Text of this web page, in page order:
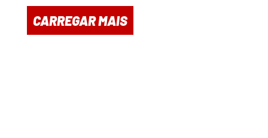
CARREGAR MAIS